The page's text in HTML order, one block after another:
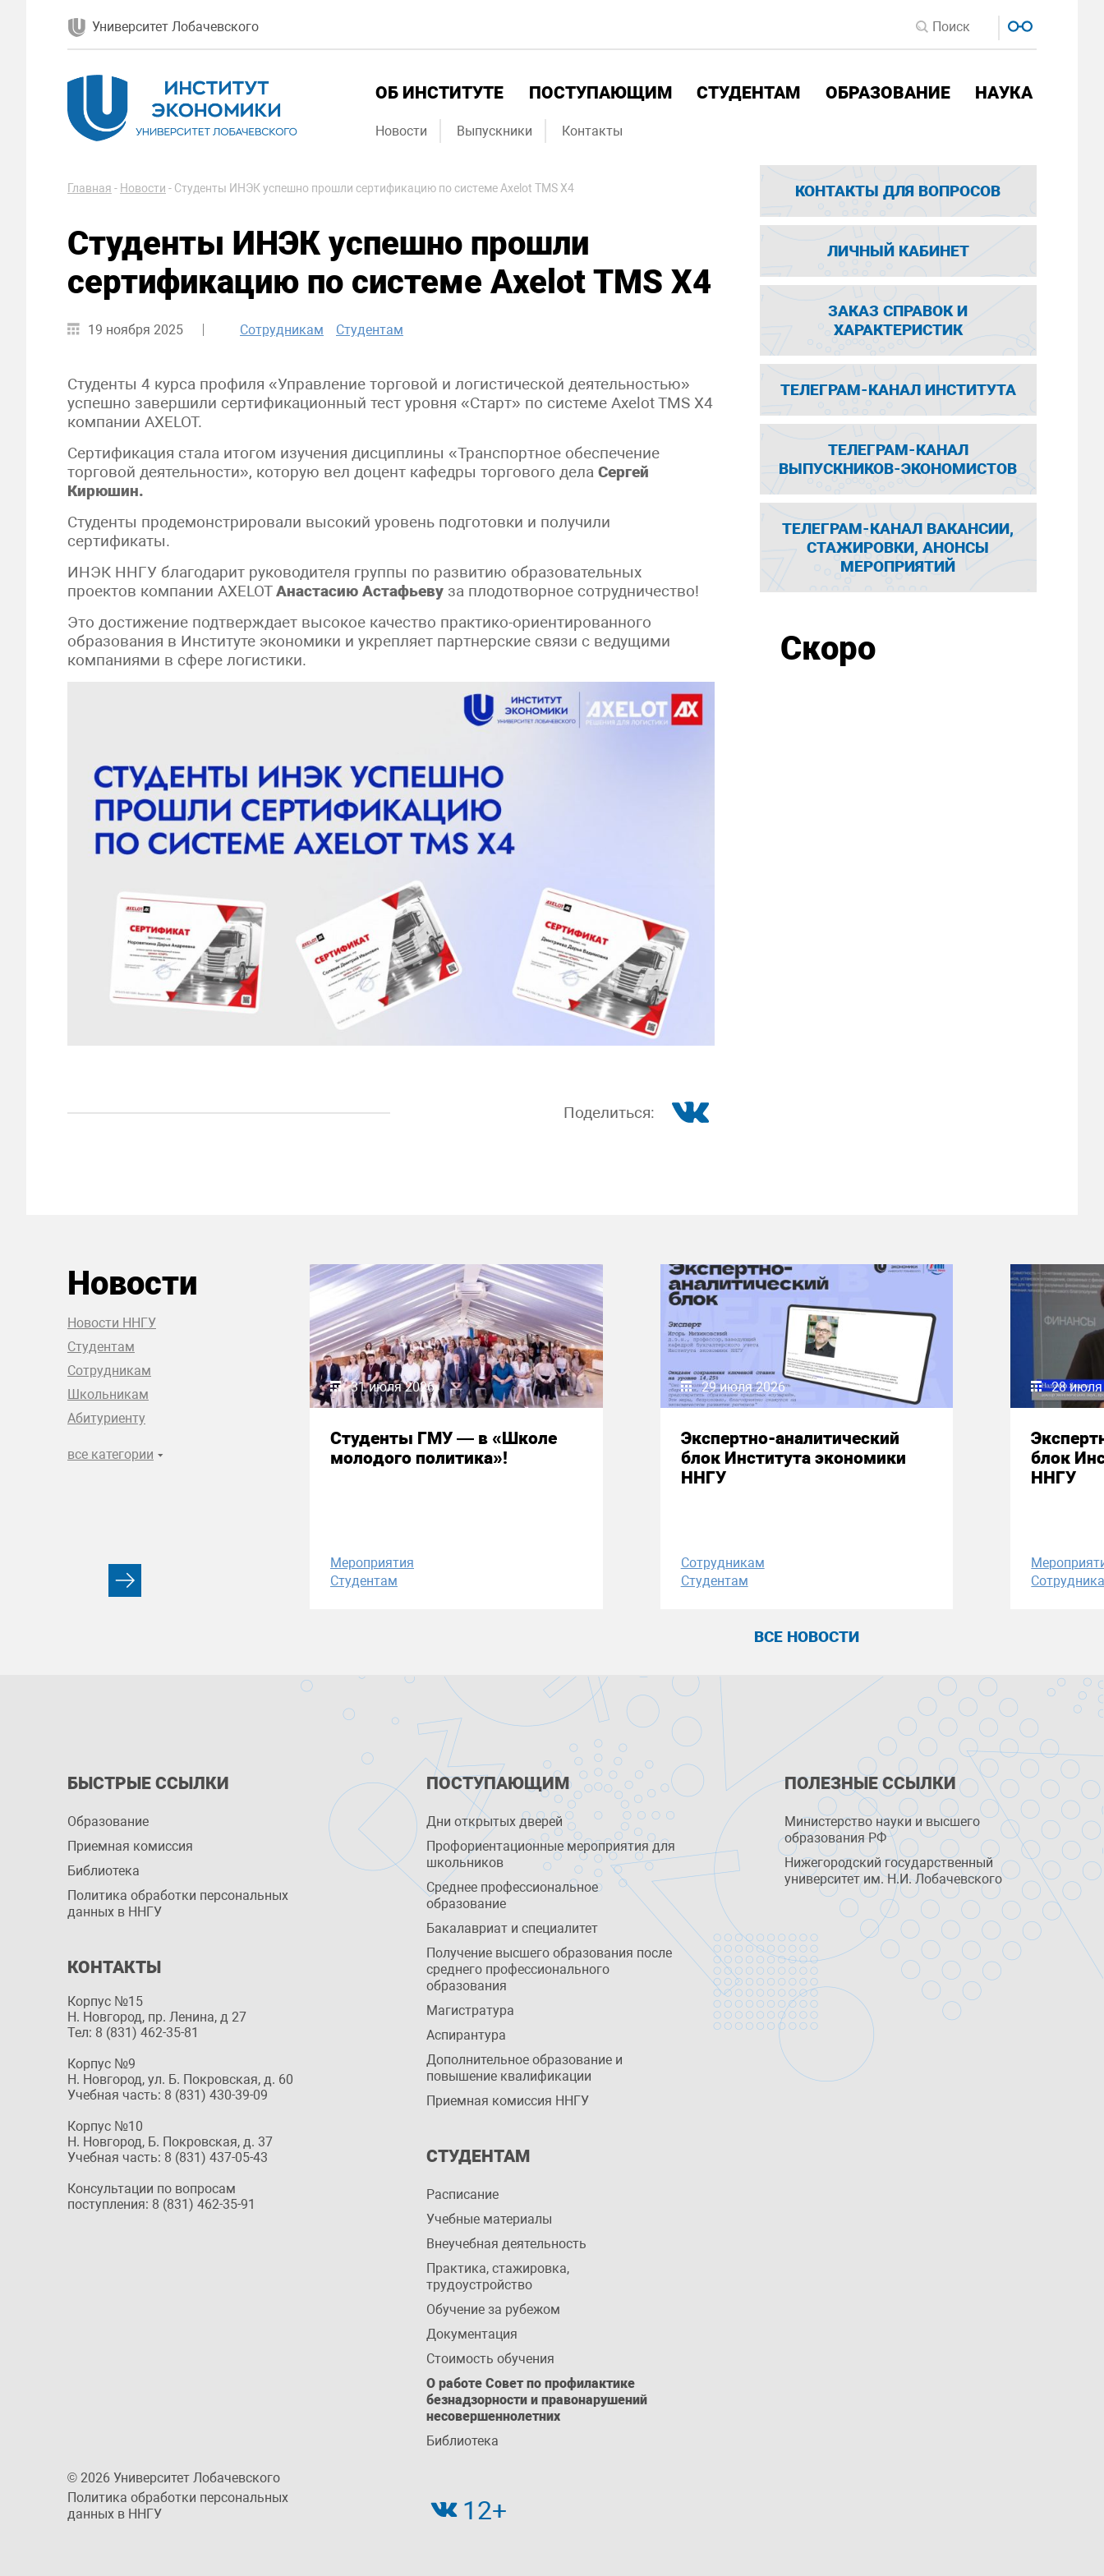
Университет Лобачевского
ОБ ИНСТИТУТЕ ПОСТУПАЮЩИМ СТУДЕНТАМ ОБРАЗОВАНИЕ НАУКА
Новости Выпускники Контакты
Главная - Новости - Студенты ИНЭК успешно прошли сертификацию по системе Axelot TMS X4
Студенты ИНЭК успешно прошли
сертификацию по системе Axelot TMS X4
19 ноября 2025 Сотрудникам Студентам
Студенты 4 курса профиля «Управление торговой и логистической деятельностью»
успешно завершили сертификационный тест уровня «Старт» по системе Axelot TMS X4
компании AXELOT.
Сертификация стала итогом изучения дисциплины «Транспортное обеспечение
торговой деятельности», которую вел доцент кафедры торгового дела Сергей
Кирюшин.
Студенты продемонстрировали высокий уровень подготовки и получили
сертификаты.
ИНЭК ННГУ благодарит руководителя группы по развитию образовательных
проектов компании AXELOTАнастасию Астафьеву за плодотворное сотрудничество!
Это достижение подтверждает высокое качество практико-ориентированного
образования в Институте экономики и укрепляет партнерские связи с ведущими
компаниями в сфере логистики.
Поделиться:
КОНТАКТЫ ДЛЯ ВОПРОСОВ
ЛИЧНЫЙ КАБИНЕТ
ЗАКАЗ СПРАВОК И
ХАРАКТЕРИСТИК
ТЕЛЕГРАМ-КАНАЛ ИНСТИТУТА
ТЕЛЕГРАМ-КАНАЛ
ВЫПУСКНИКОВ-ЭКОНОМИСТОВ
ТЕЛЕГРАМ-КАНАЛ ВАКАНСИИ,
СТАЖИРОВКИ, АНОНСЫ
МЕРОПРИЯТИЙ
Скоро
Новости
Новости ННГУ
Студентам
Сотрудникам
Школьникам
Абитуриенту
все категории
31 июля 2026
Студенты ГМУ — в «Школе
молодого политика»!
Мероприятия
Студентам
29 июля 2026
Экспертно-аналитический
блок Института экономики
ННГУ
Сотрудникам
Студентам
28
блок
ННГУ
ВСЕ НОВОСТИ
БЫСТРЫЕ ССЫЛКИ
Образование
Приемная комиссия
Библиотека
Политика обработки персональных
данных в ННГУ
КОНТАКТЫ
Корпус №15
Н. Новгород, пр. Ленина, д 27
Тел: 8 (831) 462-35-81
Корпус №9
Н. Новгород, ул. Б. Покровская, д. 60
Учебная часть: 8 (831) 430-39-09
Корпус №10
Н. Новгород, Б. Покровская, д. 37
Учебная часть: 8 (831) 437-05-43
Консультации по вопросам
поступления: 8 (831) 462-35-91
ПОСТУПАЮЩИМ
Дни открытых дверей
Профориентационные мероприятия для
школьников
Среднее профессиональное
образование
Бакалавриат и специалитет
Получение высшего образования после
среднего профессионального
образования
Магистратура
Аспирантура
Дополнительное образование и
повышение квалификации
Приемная комиссия ННГУ
СТУДЕНТАМ
Расписание
Учебные материалы
Внеучебная деятельность
Практика, стажировка,
трудоустройство
Обучение за рубежом
Документация
Стоимость обучения
О работе Совет по профилактике
безнадзорности и правонарушений
несовершеннолетних
Библиотека
ПОЛЕЗНЫЕ ССЫЛКИ
Министерство науки и высшего
образования РФ
Нижегородский государственный
университет им. Н.И. Лобачевского
© 2026 Университет Лобачевского
Политика обработки персональных
данных в ННГУ
12+